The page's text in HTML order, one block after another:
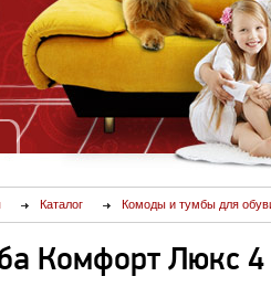
Каталог Комоды и тумбы для
Комфорт Люкс 4